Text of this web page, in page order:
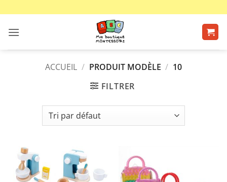
contenu
ACCUEIL / PRODUIT MODÈLE / 10
FILTRER